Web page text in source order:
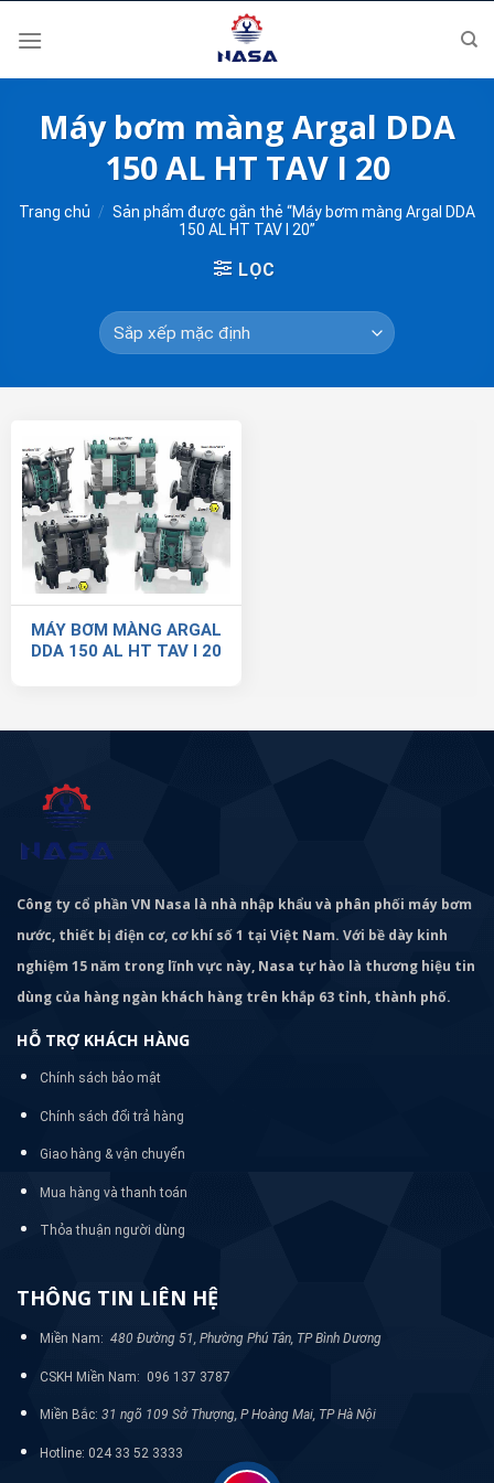
Máy bơm màng Argal DDA
150 AL HT TAV I 20
Trang chủ / Sản phẩm được gắn thẻ “Máy bơm màng Argal DDA
150 AL HT TAV I 20”
LỌC
MÁY BƠM MÀNG ARGAL
DDA 150 AL HT TAV I 20
Công ty cổ phần VN Nasa là nhà nhập khẩu và phân phối máy bơm
nước, thiết bị điện cơ, cơ khí số 1 tại Việt Nam. Với bề dày kinh
nghiệm 15 năm trong lĩnh vực này, Nasa tự hào là thương hiệu tin
dùng của hàng ngàn khách hàng trên khắp 63 tỉnh, thành phố.
HỖ TRỢ KHÁCH HÀNG
Chính sách bảo mật
Chính sách đổi trả hàng
Giao hàng & vận chuyển
Mua hàng và thanh toán
Thỏa thuận người dùng
THÔNG TIN LIÊN HỆ
Miền Nam: 480 Đường 51, Phường Phú Tân, TP Bình Dương
CSKH Miền Nam: 096 137 3787
Miền Bắc: 31 ngõ 109 Sở Thượng, P Hoàng Mai, TP Hà Nội
Hotline: 024 33 52 3333